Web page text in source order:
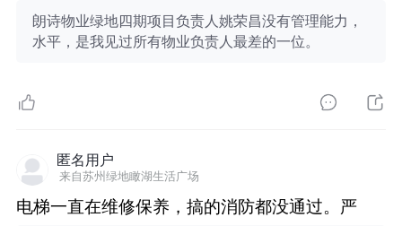
朗诗物业绿地四期项目负责人姚荣昌没有管理能力，
水平，是我见过所有物业负责人最差的一位。
匿名用户
来自苏州绿地瞰湖生活广场
电梯一直在维修保养，搞的消防都没通过。严